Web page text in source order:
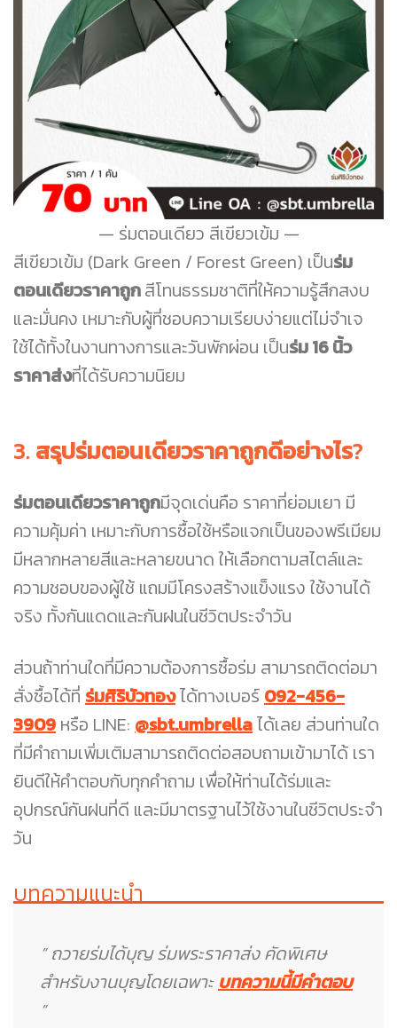
ร่มตอนเดียว สีเขียวเข้ม
สีเขียวเข้ม (Dark Green / Forest Green) เป็นร่ม
ตอนเดียวราคาถูกสีโทนธรรมชาติที่ให้ความรู้สึกสงบ
และมั่นคง เหมาะกับผู้ที่ชอบความเรียบง่ายแต่ไม่จำเจ
ใช้ได้ทั้งในงานทางการและวันพักผ่อน เป็นร่ม 16 นิ้ว
ราคาส่งที่ได้รับความนิยม
3. สรุปร่มตอนเดียวราคาถูกดีอย่างไร?
ร่มตอนเดียวราคาถูกมีจุดเด่นคือ ราคาที่ย่อมเยา มี
ความคุ้มค่า เหมาะกับการซื้อใช้หรือแจกเป็นของพรีเมียม
มีหลากหลายสีและหลายขนาด ให้เลือกตามสไตล์และ
ความชอบของผู้ใช้ แถมมีโครงสร้างแข็งแรง ใช้งานได้
จริง ทั้งกันแดดและกันฝนในชีวิตประจำวัน
ส่วนถ้าท่านใดที่มีความต้องการซื้อร่ม สามารถติดต่อมา
สั่งซื้อได้ที่ ร่มศิริบัวทองได้ทางเบอร์092-456-
3909 หรือ LINE: @sbt.umbrellaได้เลย ส่วนท่านใด
ที่มีคำถามเพิ่มเติมสามารถติดต่อสอบถามเข้ามาได้ เรา
ยินดีให้คำตอบกับทุกคำถาม เพื่อให้ท่านได้ร่มและ
อุปกรณ์กันฝนที่ดี และมีมาตรฐานไว้ใช้งานในชีวิตประจำ
วัน
บทความแนะนำ
” ถวายร่มได้บุญ ร่มพระราคาส่ง คัดพิเศษ
สำหรับงานบุญโดยเฉพาะ บทความนี้มีคำตอบ
”